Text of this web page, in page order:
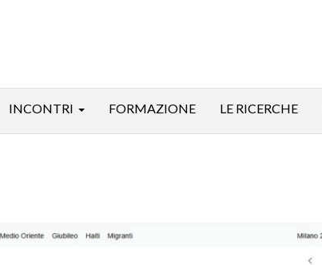
INCONTRI FORMAZIONE LE RICERCHE